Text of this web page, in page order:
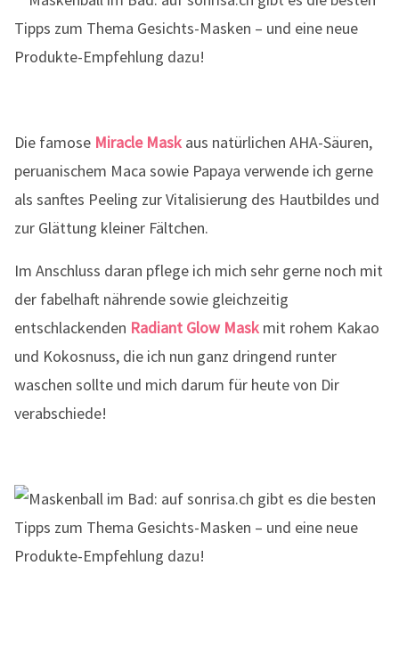
Die famose Miracle Mask aus natürlichen AHA-Säuren,
peruanischem Maca sowie Papaya verwende ich gerne
als sanftes Peeling zur Vitalisierung des Hautbildes und
zur Glättung kleiner Fältchen.
Im Anschluss daran pflege ich mich sehr gerne noch mit
der fabelhaft nährende sowie gleichzeitig
entschlackenden Radiant Glow Mask mit rohem Kakao
und Kokosnuss, die ich nun ganz dringend runter
waschen sollte und mich darum für heute von Dir
verabschiede!